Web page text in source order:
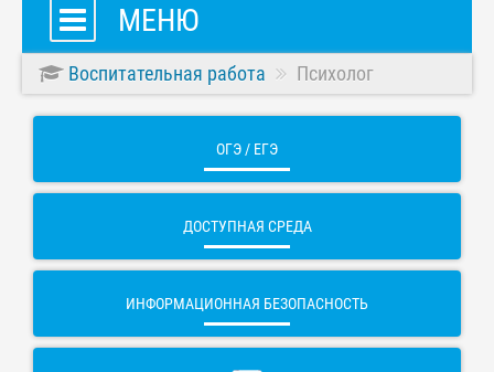
МЕНЮ
Воспитательная работа Психолог
ОГЭ / ЕГЭ
ДОСТУПНАЯ СРЕДА
ИНФОРМАЦИОННАЯ БЕЗОПАСНОСТЬ